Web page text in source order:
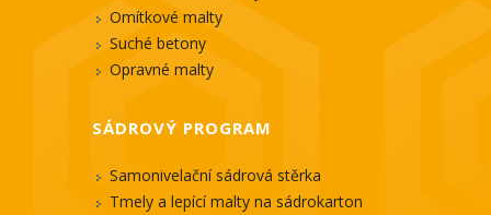
Omítkové malty
Suché betony
Opravné malty
SÁDROVÝ PROGRAM
Samonivelační sádrová stěrka
Tmely a lepící malty na sádrokarton